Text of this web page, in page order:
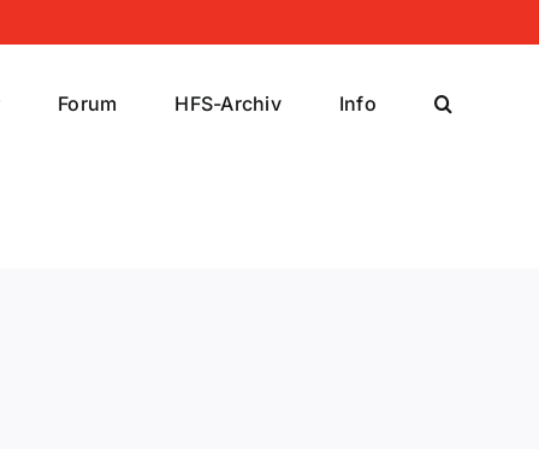
Forum HFS-Archiv Info